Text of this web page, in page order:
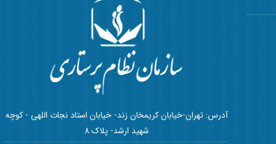
آدرس: تهران-خیابان کریمخان زند- خیابان استاد نجات اللهی - کوچه
شهید ارشد- پلاک 8